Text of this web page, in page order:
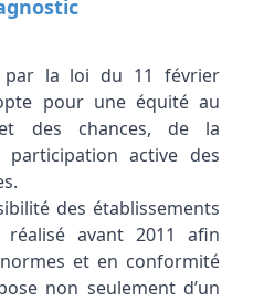
par la loi du 11 février
pour une équité au
des chances, de la
active des
des établissements
avant 2011 afin
et en conformité
non seulement d’un